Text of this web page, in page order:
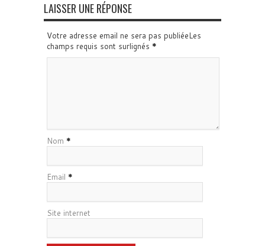
LAISSER UNE RÉPONSE
Votre adresse email ne sera pas publiéeLes
champs requis sont surlignés *
Nom *
Email *
Site internet